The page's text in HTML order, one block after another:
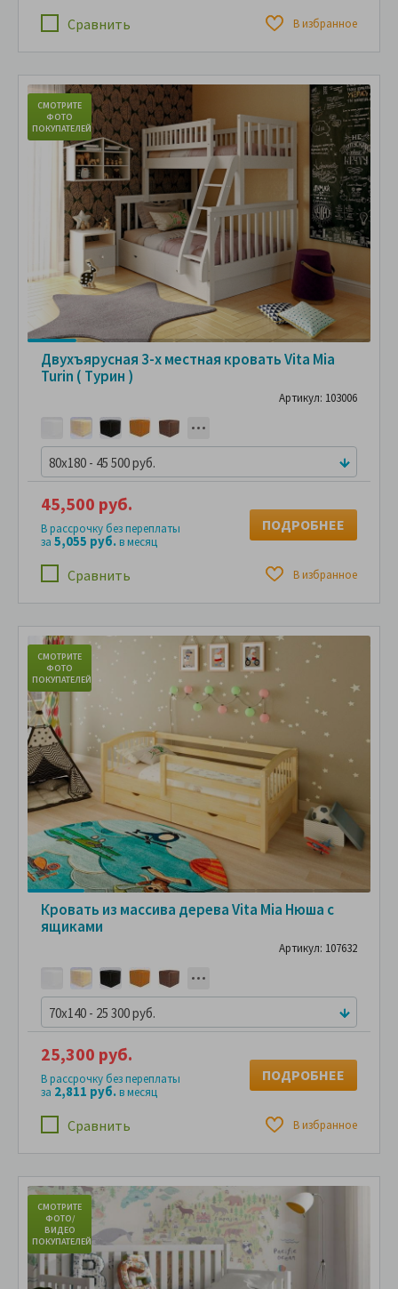
Сравнить В избранное
СМОТРИТЕ
ФОТО
ПОКУПАТЕЛЕЙ
Двухъярусная 3-х местная кровать Vita Mia
Turin ( Турин )
Артикул: 103006
80x180 - 45 500 руб.
Сравнить В избранное
45,500 руб.
В рассрочку без переплаты
за 5,055 руб.в месяц
ПОДРОБНЕЕ
СМОТРИТЕ
ФОТО
ПОКУПАТЕЛЕЙ
Кровать из массива дерева Vita Mia Нюша с
ящиками
Артикул: 107632
70x140 - 25 300 руб.
Сравнить В избранное
25,300 руб.
В рассрочку без переплаты
за 2,811 руб.в месяц
ПОДРОБНЕЕ
СМОТРИТЕ
ФОТО/
ВИДЕО
ПОКУПАТЕЛЕЙ